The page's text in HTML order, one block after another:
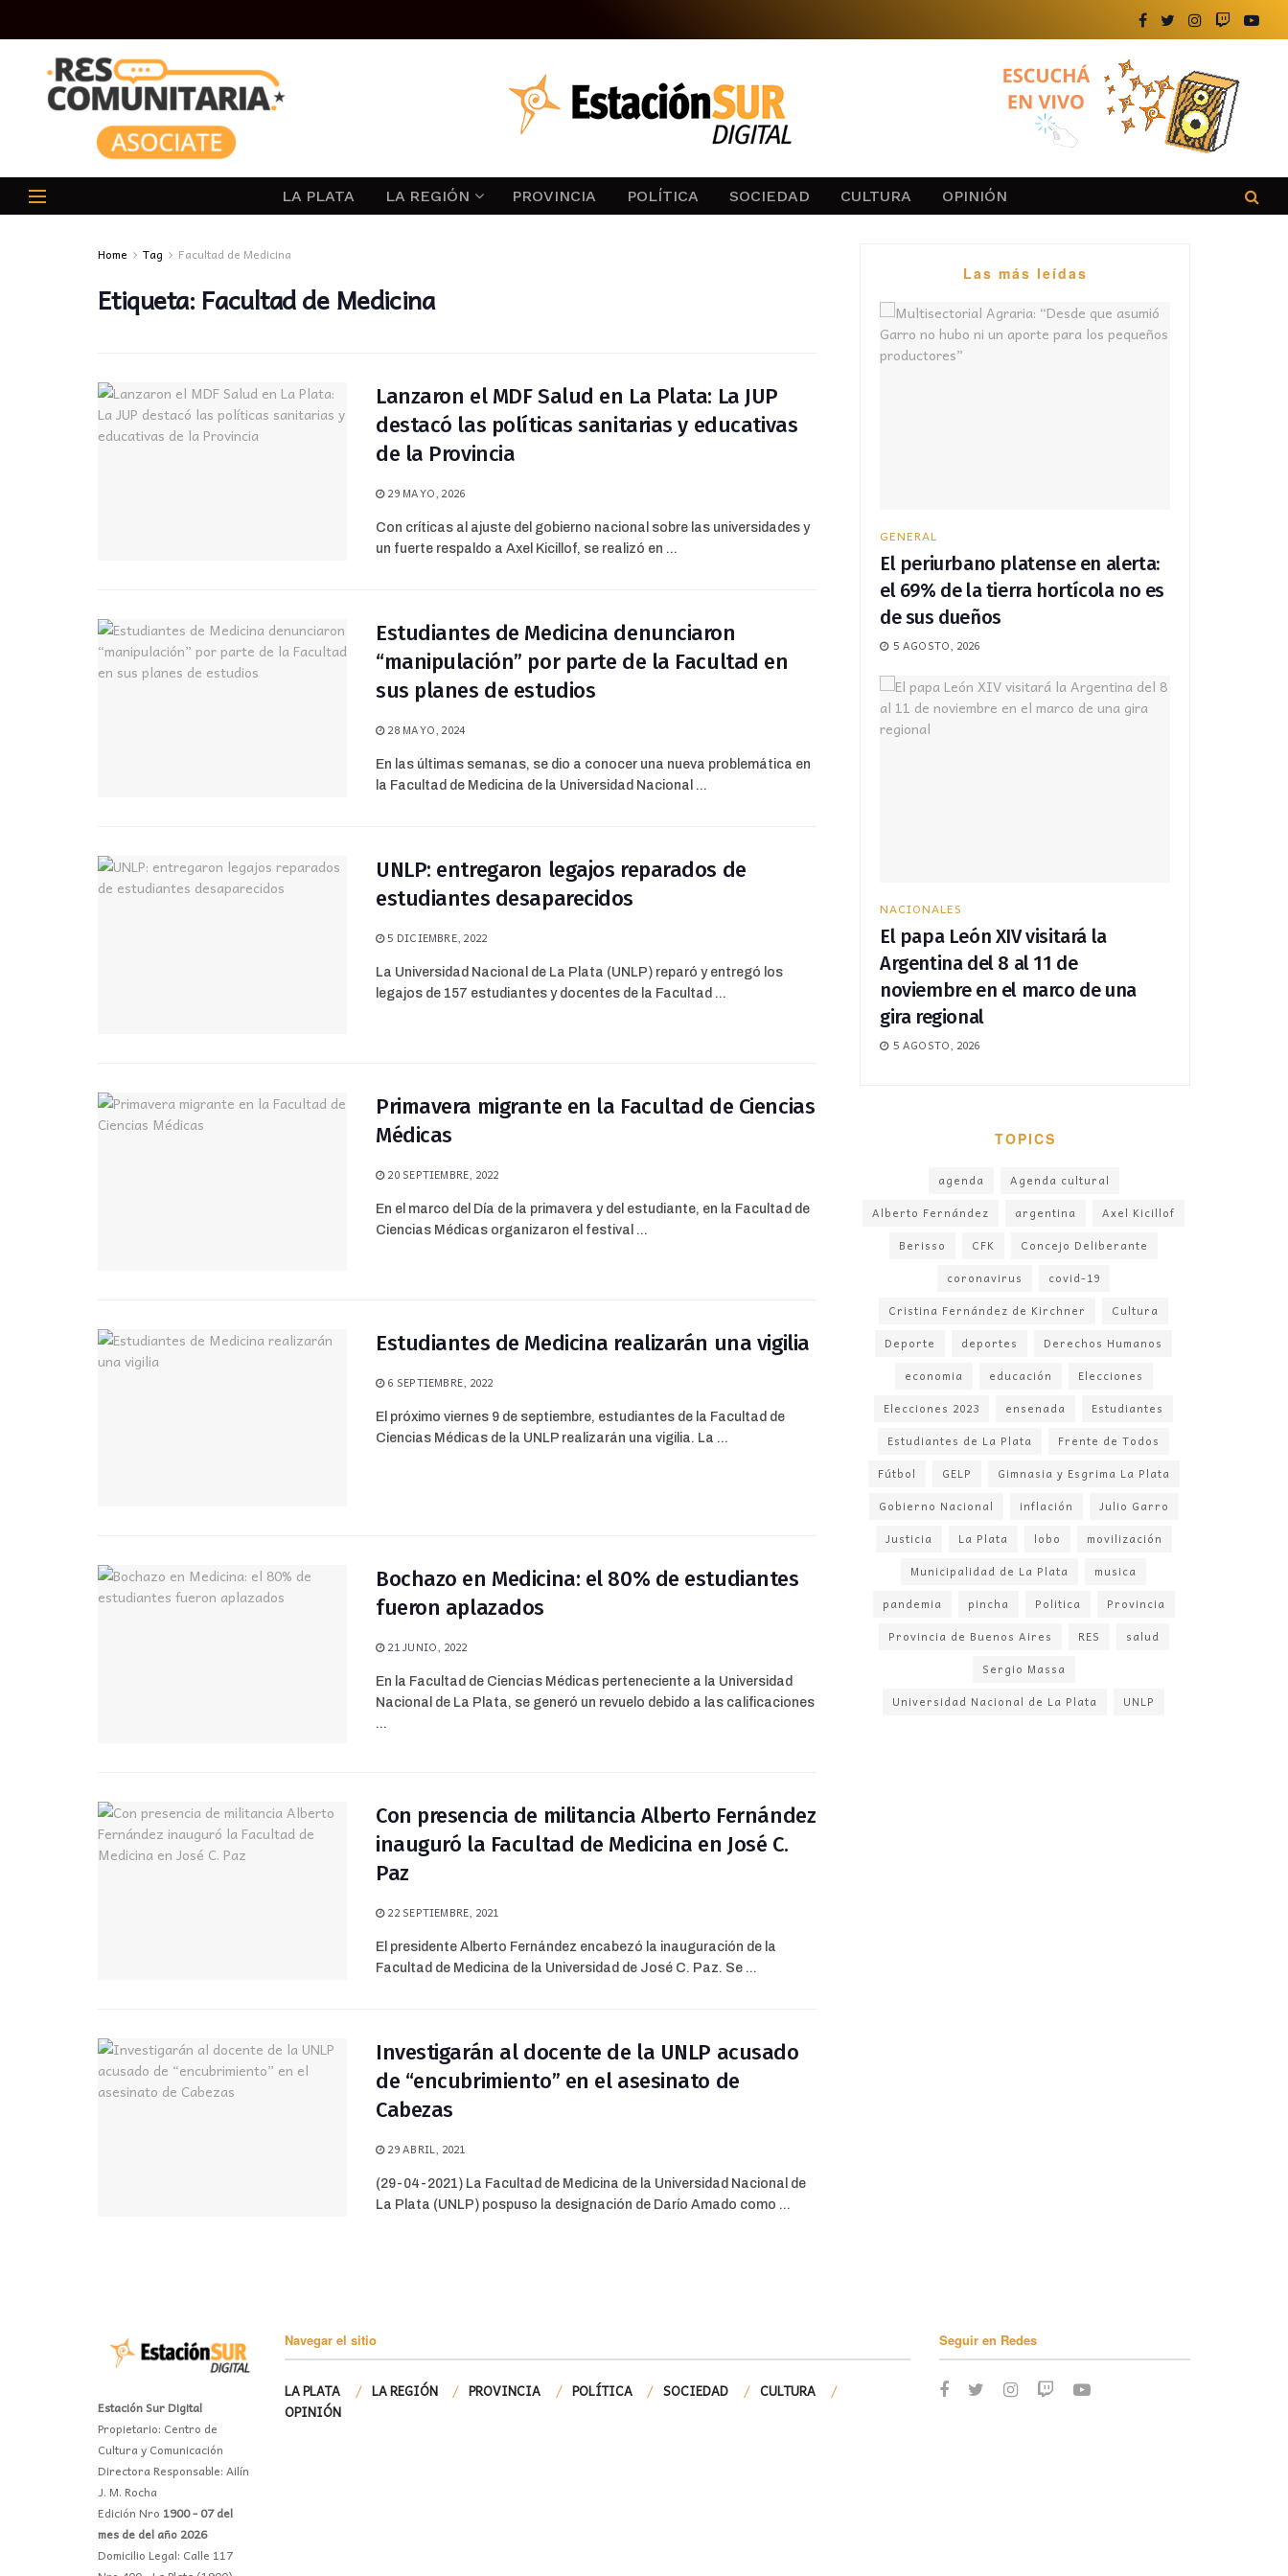
LA PLATA LA REGIÓN PROVINCIA POLÍTICA SOCIEDAD CULTURA OPINIÓN
Home Tag Facultad de Medicina
Etiqueta:Facultad de Medicina
Lanzaron el MDF Salud en La Plata: La JUP
destacó las políticas sanitarias y educativas
de la Provincia
29 MAYO, 2026
Con críticas al ajuste del gobierno nacional sobre las universidades y
un fuerte respaldo a Axel Kicillof, se realizó en ...
Estudiantes de Medicina denunciaron
“manipulación” por parte de la Facultad en
sus planes de estudios
28 MAYO, 2024
En las últimas semanas, se dio a conocer una nueva problemática en
la Facultad de Medicina de la Universidad Nacional ...
UNLP: entregaron legajos reparados de
estudiantes desaparecidos
5 DICIEMBRE, 2022
La Universidad Nacional de La Plata (UNLP) reparó y entregó los
legajos de 157 estudiantes y docentes de la Facultad ...
Primavera migrante en la Facultad de Ciencias
Médicas
20 SEPTIEMBRE, 2022
En el marco del Día de la primavera y del estudiante, en la Facultad de
Ciencias Médicas organizaron el festival ...
Estudiantes de Medicina realizarán una vigilia
6 SEPTIEMBRE, 2022
El próximo viernes 9 de septiembre, estudiantes de la Facultad de
Ciencias Médicas de la UNLP realizarán una vigilia. La ...
Bochazo en Medicina: el 80% de estudiantes
fueron aplazados
21 JUNIO, 2022
En la Facultad de Ciencias Médicas perteneciente a la Universidad
Nacional de La Plata, se generó un revuelo debido a las calificaciones
...
Con presencia de militancia Alberto Fernández
inauguró la Facultad de Medicina en José C.
Paz
22 SEPTIEMBRE, 2021
El presidente Alberto Fernández encabezó la inauguración de la
Facultad de Medicina de la Universidad de José C. Paz. Se ...
Investigarán al docente de la UNLP acusado
de “encubrimiento” en el asesinato de
Cabezas
29 ABRIL, 2021
(29-04-2021) La Facultad de Medicina de la Universidad Nacional de
La Plata (UNLP) pospuso la designación de Darío Amado como ...
Las más leídas
GENERAL
El periurbano platense en alerta:
el 69% de la tierra hortícola no es
de sus dueños
5 AGOSTO, 2026
NACIONALES
El papa León XIV visitará la
Argentina del 8 al 11 de
noviembre en el marco de una
gira regional
5 AGOSTO, 2026
TOPICS
agenda
Agenda cultural
Alberto Fernández
argentina
Axel Kicillof
Berisso
CFK
Concejo Deliberante
coronavirus
covid-19
Cristina Fernández de Kirchner
Cultura
Deporte
deportes
Derechos Humanos
economia
educación
Elecciones
Elecciones 2023
ensenada
Estudiantes
Estudiantes de La Plata
Frente de Todos
Fútbol
GELP
Gimnasia y Esgrima La Plata
Gobierno Nacional
inflación
Julio Garro
Justicia
La Plata lobo
movilización
Municipalidad de La Plata
musica
pandemia
pincha Politica
Provincia
Provincia de Buenos Aires
RES
salud
Sergio Massa
Universidad Nacional de La Plata
UNLP
Estación Sur Digital
Propietario: Centro de
Cultura y Comunicación
Directora Responsable: Ailín
J. M. Rocha
Edición Nro 1900 - 07 del
mes de del año 2026
Domicilio Legal: Calle 117
Navegar el sitio
LA PLATA LA REGIÓN PROVINCIA POLÍTICA SOCIEDAD
CULTURA
OPINIÓN
Seguir en Redes